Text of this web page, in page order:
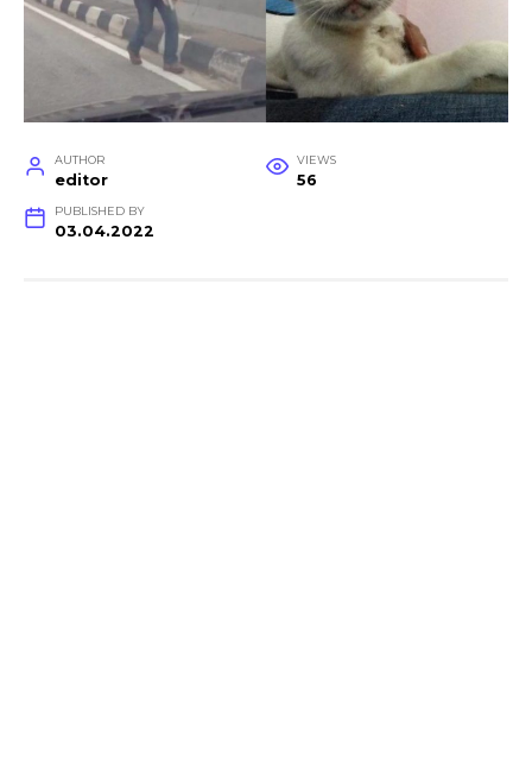
AUTHOR
editor
VIEWS
56
PUBLISHED BY
03.04.2022